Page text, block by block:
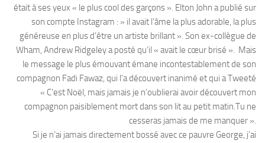
était à ses yeux « le plus cool des garçons ». Elton John a publié sur
son compte Instagram : » il avait l’âme la plus adorable, la plus
généreuse en plus d’être un artiste brillant ». Son ex-collègue de
Wham, Andrew Ridgeley a posté qu’il « avait le cœur brisé ». Mais
le message le plus émouvant émane incontestablement de son
compagnon Fadi Fawaz, qui l’a découvert inanimé et qui a Tweeté
« C’est Noël, mais jamais je n’oublierai avoir découvert mon
compagnon paisiblement mort dans son lit au petit matin.Tu ne
cesseras jamais de me manquer ».
Si je n’ai jamais directement bossé avec ce pauvre George, j’ai